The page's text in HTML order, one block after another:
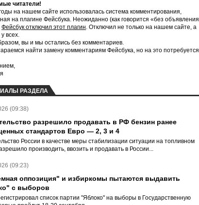
читатели!
на нашем сайте использовалась система комментирования,
на плагине Фейсбука. Неожиданно (как говорится «без объявления
Фейсбук отключил этот плагин. Отключил не только на нашем сайте, а
всех.
вы и мы остались без комментариев.
найти замену комментариям Фейсбука, но на это потребуется
РАЗДЕЛА
(09:38)
разрешило продавать в РФ бензин ранее
стандартов Евро — 2, 3 и 4
России в качестве меры стабилизации ситуации на топливном
производить, ввозить и продавать в России...
(09:23)
оппозиция" и избиркомы пытаются выдавить
с выборов
список партии "Яблоко" на выборы в Государственную